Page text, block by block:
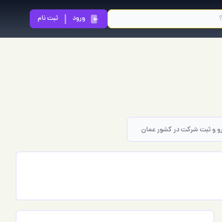
ورود ثبت نام
و ثبت شرکت در کشور عمان